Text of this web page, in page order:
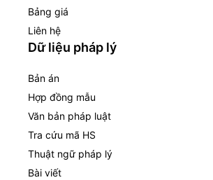
Bảng giá
Liên hệ
Dữ liệu pháp lý
Bản án
Hợp đồng mẫu
Văn bản pháp luật
Tra cứu mã HS
Thuật ngữ pháp lý
Bài viết